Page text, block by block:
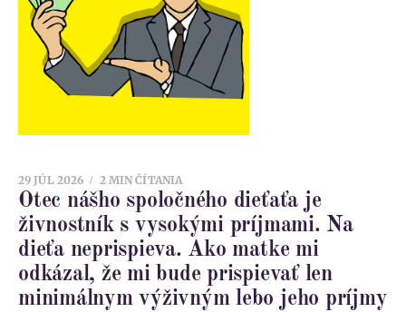
Otec nášho spoločného dieťaťa je
živnostník s vysokými príjmami. Na
dieťa neprispieva. Ako matke mi
odkázal, že mi bude prispievať len
minimálnym výživným lebo jeho príjmy
29 JÚL 2026 2 MIN ČÍTANIA